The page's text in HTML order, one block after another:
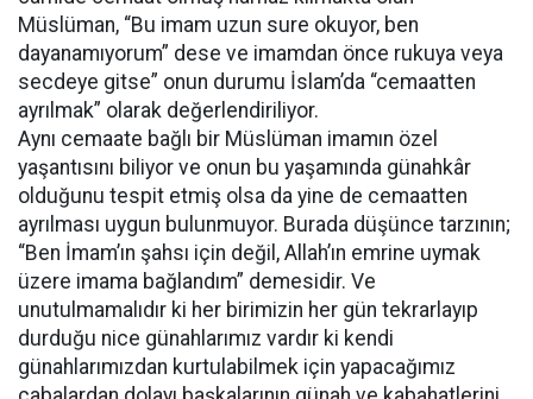
Müslüman, “Bu imam uzun sure okuyor, ben
dayanamıyorum” dese ve imamdan önce rukuya veya
secdeye gitse” onun durumu İslam’da “cemaatten
ayrılmak” olarak değerlendiriliyor.
Aynı cemaate bağlı bir Müslüman imamın özel
yaşantısını biliyor ve onun bu yaşamında günahkâr
olduğunu tespit etmiş olsa da yine de cemaatten
ayrılması uygun bulunmuyor. Burada düşünce tarzının;
“Ben İmam’ın şahsı için değil, Allah’ın emrine uymak
üzere imama bağlandım” demesidir. Ve
unutulmamalıdır ki her birimizin her gün tekrarlayıp
durduğu nice günahlarımız vardır ki kendi
günahlarımızdan kurtulabilmek için yapacağımız